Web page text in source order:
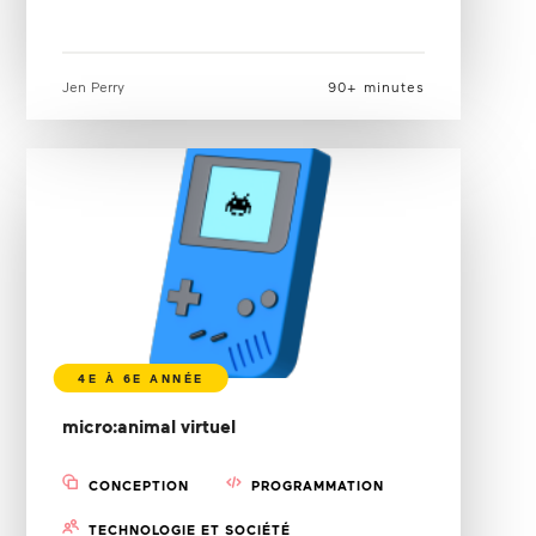
Jen Perry 90+ minutes
micro:animal virtuel
CONCEPTION PROGRAMMATION
TECHNOLOGIE ET SOCIÉTÉ